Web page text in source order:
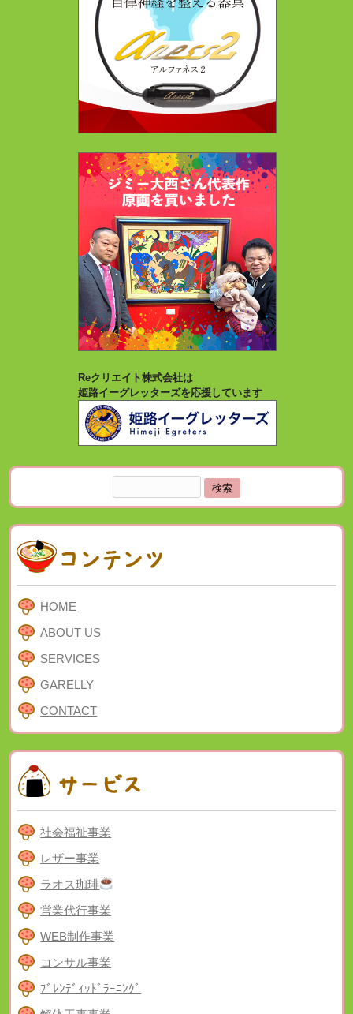
Reクリエイト株式会社は
姫路イーグレッターズを応援しています
索:
HOME
ABOUT US
SERVICES
GARELLY
CONTACT
社会福祉事業
レザー事業
ラオス珈琲
営業代行事業
WEB制作事業
コンサル事業
ﾌﾞﾚﾝﾃﾞｨｯﾄﾞﾗｰﾆﾝｸﾞ